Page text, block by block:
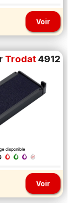
Voir
Trodat4912
Voir